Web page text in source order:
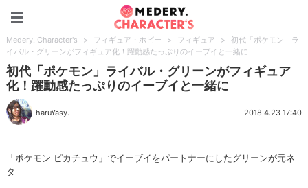
Medery. Character's > フィギュア・ホビー > フィギュア >
初代「ポケモン」ラ
イバル・グリーンがフィギュア化！躍動感たっぷりのイーブイと一緒に
初代「ポケモン」ライバル・グリーンがフィギュア
化！躍動感たっぷりのイーブイと一緒に
haruYasy. 2018.4.23 17:40
「ポケモン ピカチュウ」でイーブイをパートナーにしたグリーンが元ネ
タ